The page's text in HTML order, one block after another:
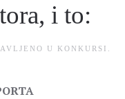
i to:
U KONKURSI